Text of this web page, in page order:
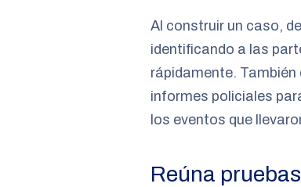
Al construir un caso,
identificando a las
rápidamente.
informes policiales
los eventos que
Reúna